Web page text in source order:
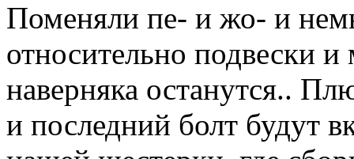
Поменяли пе- и жо- и
относительно подвески и
наверняка останутся..
и последний болт будут